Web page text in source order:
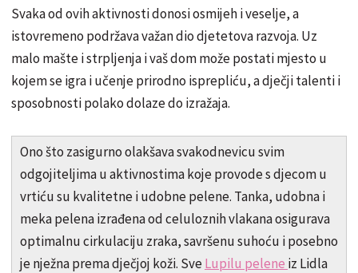
Svaka od ovih aktivnosti donosi osmijeh i veselje, a
istovremeno podržava važan dio djetetova razvoja. Uz
malo mašte i strpljenja i vaš dom može postati mjesto u
kojem se igra i učenje prirodno isprepliću, a dječji talenti i
sposobnosti polako dolaze do izražaja.
Ono što zasigurno olakšava svakodnevicu svim
odgojiteljima u aktivnostima koje provode s djecom u
vrtiću su kvalitetne i udobne pelene. Tanka, udobna i
meka pelena izrađena od celuloznih vlakana osigurava
optimalnu cirkulaciju zraka, savršenu suhoću i posebno
je nježna prema dječjoj koži. SveLupilu pelene iz Lidla